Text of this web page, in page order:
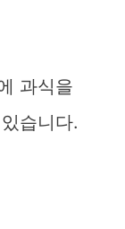
과식을
습니다.